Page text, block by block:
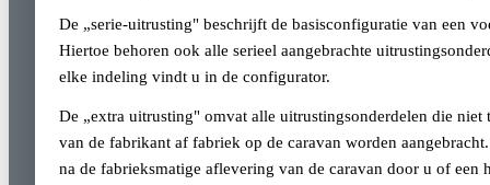
De „serie-uitrusting" beschrijft de basisconfiguratie van een
Hiertoe behoren ook alle serieel aangebrachte
elke indeling vindt u in de configurator.
De „extra uitrusting" omvat alle uitrustingsonderdelen die
van de fabrikant af fabriek op de caravan worden
na de fabrieksmatige aflevering van de caravan door u of